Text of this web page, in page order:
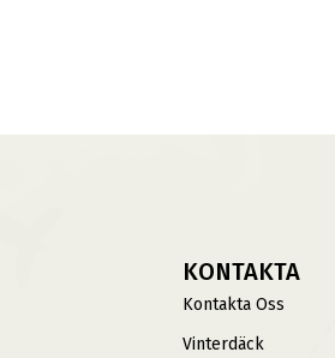
KONTAKTA
Kontakta Oss
Vinterdäck